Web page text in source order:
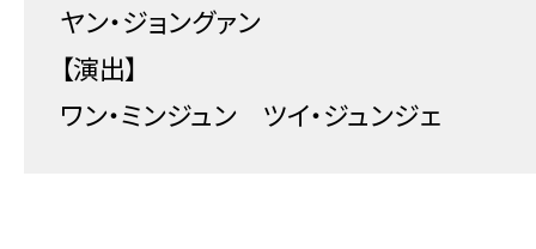
ヤン・ジョングァン
【演出】
ワン・ミンジュン ツイ・ジュンジェ